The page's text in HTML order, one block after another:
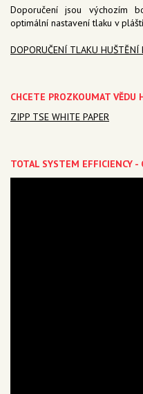
Doporučení jsou výchozím
optimální nastavení tlaku v
DOPORUČENÍ TLAKU HUŠTĚNÍ
CHCETE PROZKOUMAT VĚDU
ZIPP TSE WHITE PAPER
TOTAL SYSTEM EFFICIENCY -